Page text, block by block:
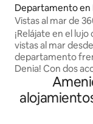
Departamento en
Vistas al mar de
playa;
¡Relájate en el
vistas al mar
departamento
Denia! Con dos acogedoras
habitaciones,
balcón perfecto
impresionantes
mejor refugio. Te